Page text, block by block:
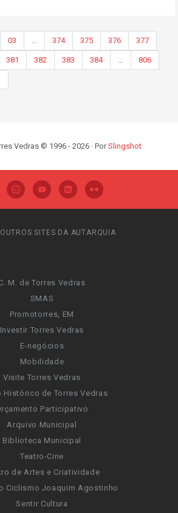
03 374 375 376 377
381 382 383 384 806
Vedras © 1996 - 2026 · PorSlingshot
OUTROS SITES DA AUTARQUIA
M. de Torres Vedras
SMAS
Promotorres, EM
Investir Torres Vedras
E-negócios
Mobilidade
Visite Torres Vedras
Histórico de Torres Vedras
Participativo
Arquivo Municipal
Biblioteca Municipal
Teatro-Cine
de Artes e Criatividade
Ciclismo Joaquim Agostinho
Sentir Cultura